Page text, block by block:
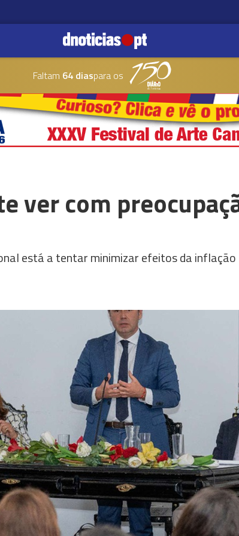
Faltam 64 diaspara os
ver com
está a tentar minimizar efeitos da inflação